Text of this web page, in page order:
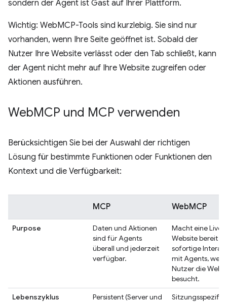
sondern der Agent ist Gast auf Ihrer Plattform.
Wichtig: WebMCP-Tools sind kurzlebig. Sie sind nur
vorhanden, wenn Ihre Seite geöffnet ist. Sobald der
Nutzer Ihre Website verlässt oder den Tab schließt, kann
der Agent nicht mehr auf Ihre Website zugreifen oder
Aktionen ausführen.
WebMCP und MCP verwenden
Berücksichtigen Sie bei der Auswahl der richtigen
Lösung für bestimmte Funktionen oder Funktionen den
Kontext und die Verfügbarkeit:
MCP WebMCP
Purpose
Daten und Aktionen
sind für Agents
überall und jederzeit
verfügbar.
Macht eine Live-
Website bereit
sofortige
mit Agents,
Nutzer die
besucht.
Lebenszyklus
Persistent (Server und